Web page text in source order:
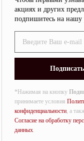
акциях и других
подпишитесь на нашу
*Нажимая на кнопку
принимаете условия
конфиденциальности, а
Согласие на обработку
данных.